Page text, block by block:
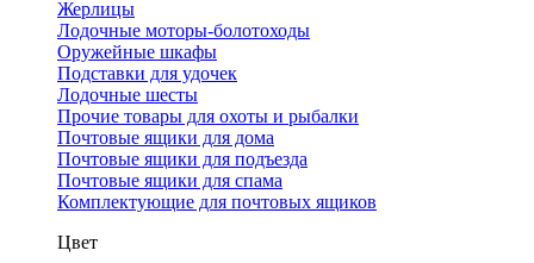
Жерлицы
Лодочные моторы-болотоходы
Оружейные шкафы
Подставки для удочек
Лодочные шесты
Прочие товары для охоты и рыбалки
Почтовые ящики для дома
Почтовые ящики для подъезда
Почтовые ящики для спама
Комплектующие для почтовых ящиков
Цвет